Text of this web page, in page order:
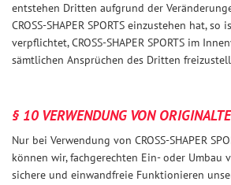
entstehen Dritten aufgrund der
CROSS-SHAPER SPORTS einzustehen hat,
verpflichtet, CROSS-SHAPER SPORTS im
sämtlichen Ansprüchen des Dritten
§ 10 VERWENDUNG VON
Nur bei Verwendung von CROSS-SHAPER
können wir, fachgerechten Ein- oder Umbau
sichere und einwandfreie Funktionieren